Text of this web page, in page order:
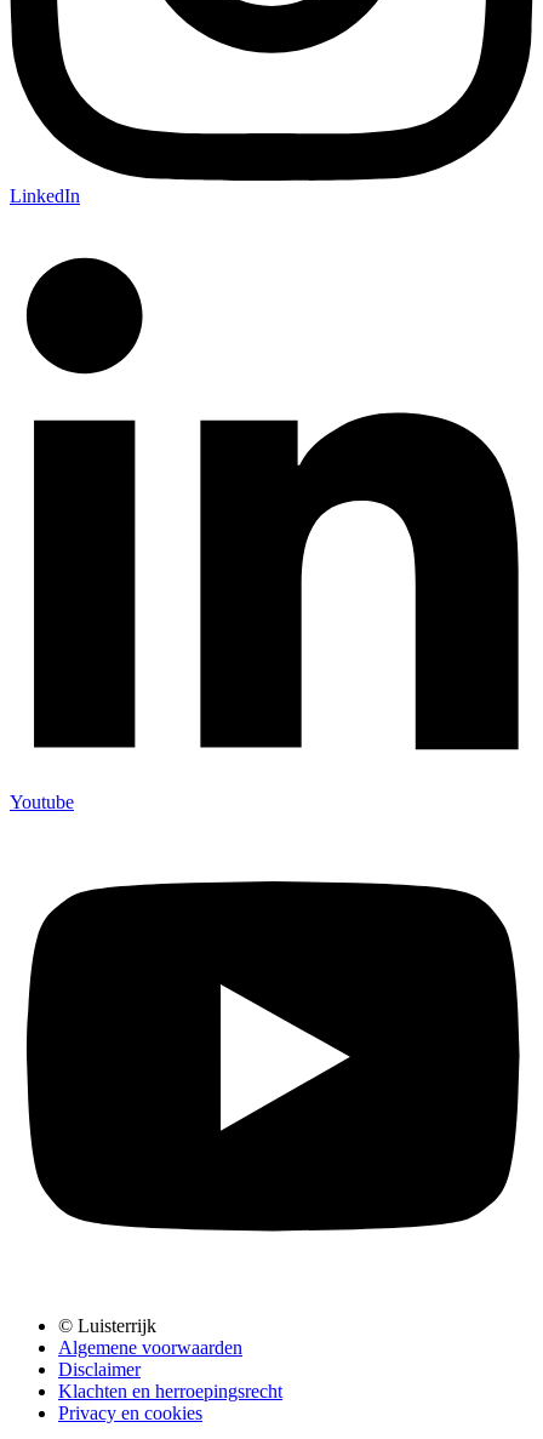
LinkedIn
Youtube
© Luisterrijk
Algemene voorwaarden
Disclaimer
Klachten en herroepingsrecht
Privacy en cookies